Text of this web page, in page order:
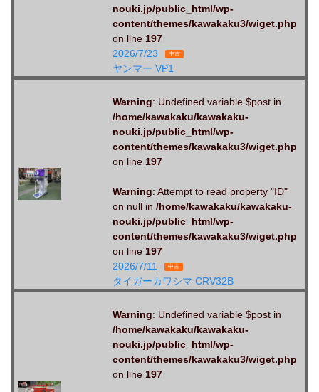
nouki.jp/public_html/wp-
content/themes/kawakaku3/wiget.php
on line 197
2026/7/23
中古
ヤンマー VP1
Warning: Undefined variable $post in
/home/kawakaku/kawakaku-
nouki.jp/public_html/wp-
content/themes/kawakaku3/wiget.php
on line 197
Warning: Attempt to read property "ID"
on null in /home/kawakaku/kawakaku-
nouki.jp/public_html/wp-
content/themes/kawakaku3/wiget.php
on line 197
2026/7/11
中古
タイガーカワシマ CRV32B
Warning: Undefined variable $post in
/home/kawakaku/kawakaku-
nouki.jp/public_html/wp-
content/themes/kawakaku3/wiget.php
on line 197